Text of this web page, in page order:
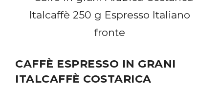
CAFFÈ ESPRESSO IN GRANI
ITALCAFFÈ COSTARICA